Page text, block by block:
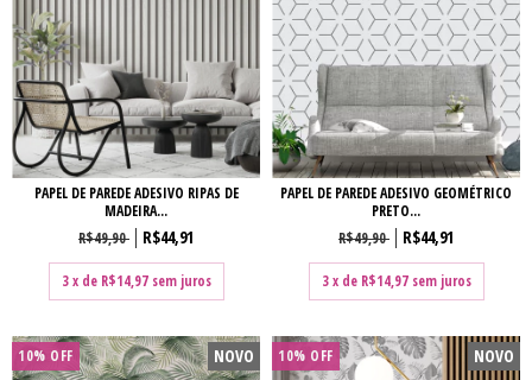
PAPEL DE PAREDE ADESIVO RIPAS DE
MADEIRA...
R$49,90
R$44,91
3 x de R$14,97 sem juros
PAPEL DE PAREDE ADESIVO GEOMÉTRICO
PRETO...
R$49,90
R$44,91
3 x de R$14,97 sem juros
10% OFF NOVO 10% OFF NOVO